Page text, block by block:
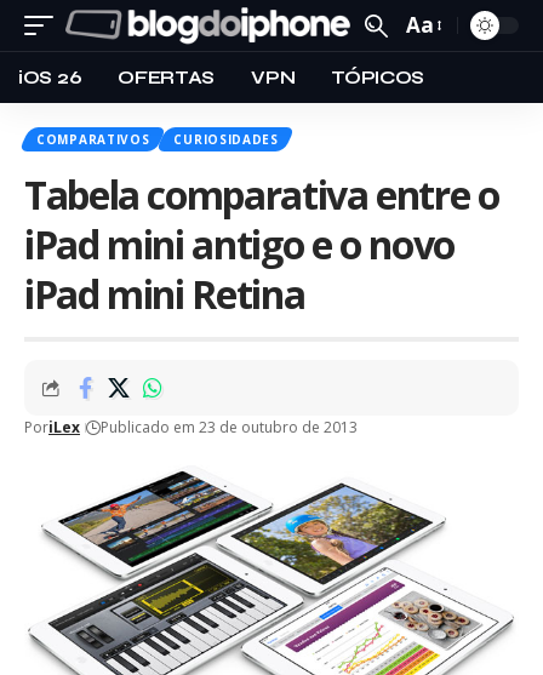
Aa
iOS 26 OFERTAS VPN TÓPICOS
COMPARATIVOS CURIOSIDADES
Tabela comparativa entre o
iPad mini antigo e o novo
iPad mini Retina
PoriLex Publicado em 23 de outubro de 2013